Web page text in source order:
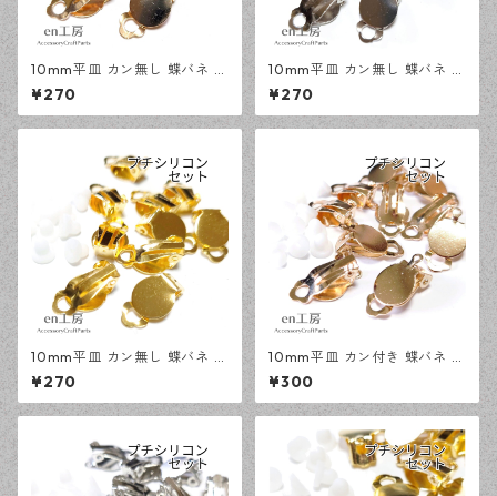
10mm平皿 カン無し 蝶バネ イ
ヤリング KCゴールド 20ピー
ス アクセサリーパーツ 【en工
房】
¥270
10mm平皿 カン無し 蝶バネ イ
ヤリング シルバー 20ピース
アクセサリーパーツ 【en工
房】
¥270
10mm平皿 カン無し 蝶バネ イ
ヤリング ゴールド 20ピース
アクセサリーパーツ 【en工
房】
¥270
10mm平皿 カン付き 蝶バネ イ
ヤリング KCゴールド 20ピー
ス アクセサリーパーツ 【en工
房】
¥300